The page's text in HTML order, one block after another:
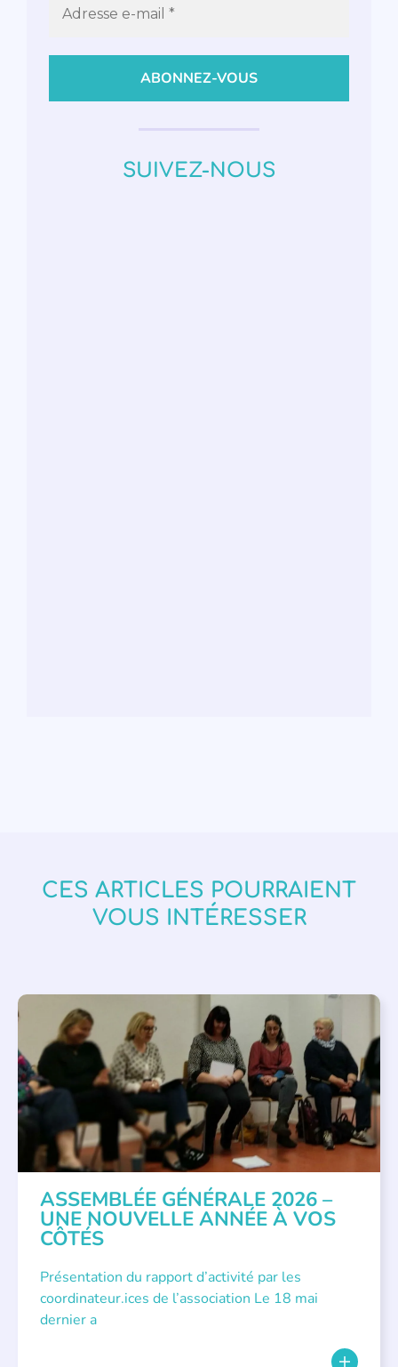
SUIVEZ-NOUS
CES ARTICLES POURRAIENT
VOUS INTÉRESSER
APPEL À SOUTIEN , VIE DE L'ASSOCIATION
ASSEMBLÉE GÉNÉRALE 2026 –
UNE NOUVELLE ANNÉE À VOS
CÔTÉS
Présentation du rapport d’activité par les
coordinateur.ices de l’association Le 18 mai
dernier a